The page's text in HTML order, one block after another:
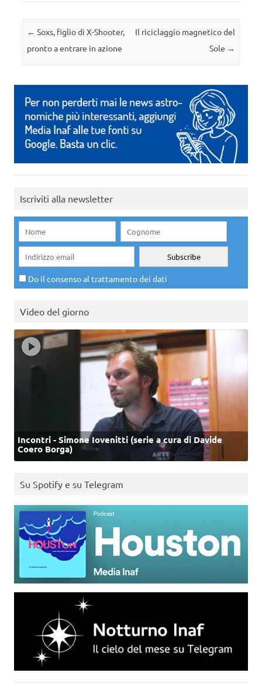
Navigazione articolo
← Soxs, figlio di X-Shooter,
pronto a entrare in azione
Il riciclaggio magnetico del
Sole →
Iscriviti alla newsletter
Do il consenso al trattamento dei dati
Video del giorno
Incontri - Simone Iovenitti (serie a cura di Davide
Coero Borga)
Su Spotify e su Telegram